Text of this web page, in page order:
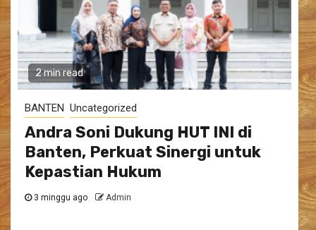
2 min read
BANTEN Uncategorized
Andra Soni Dukung HUT INI di
Banten, Perkuat Sinergi untuk
Kepastian Hukum
3 minggu ago Admin